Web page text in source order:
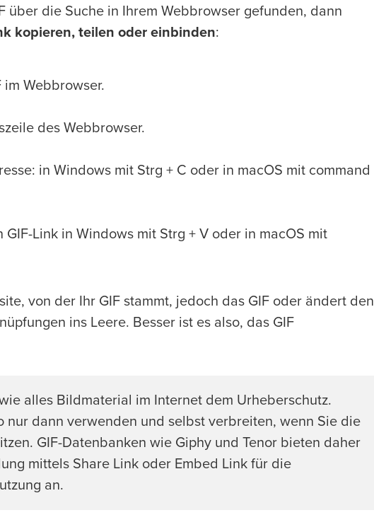
über die Suche in Ihrem Webbrowser gefunden, dann
kopieren, teilen oder einbinden:
im Webbrowser.
des Webbrowser.
in Windows mit Strg + C oder in macOS mit command
GIF-Link in Windows mit Strg + V oder in macOS mit
von der Ihr GIF stammt, jedoch das GIF oder ändert den
ins Leere. Besser ist es also, das GIF
alles Bildmaterial im Internet dem Urheberschutz.
nur dann verwenden und selbst verbreiten, wenn Sie die
GIF-Datenbanken wie Giphy und Tenor bieten daher
mittels Share Link oder Embed Link für die
an.